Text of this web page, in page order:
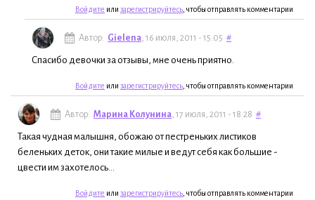
Войдите или зарегистрируйтесь , чтобы отправлять комментарии
Автор: Gielena , 16 июля, 2011 - 15:05 #
Спасибо девочки за отзывы, мне очень приятно.
Войдите или зарегистрируйтесь , чтобы отправлять комментарии
Автор: Марина Колунина , 17 июля, 2011 - 18:28 #
Такая чудная малышня, обожаю от пестреньких листиков
беленьких деток, они такие милые и ведут себя как большие -
цвести им захотелось...
Войдите или зарегистрируйтесь , чтобы отправлять комментарии